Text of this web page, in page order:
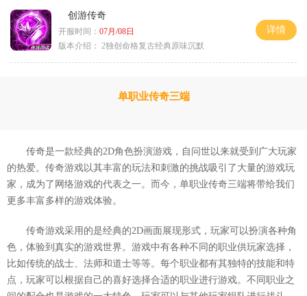
创游传奇
开服时间： 07月/08日
版本介绍： 2独创命格复古经典原味沉默
详情
单职业传奇三端
传奇是一款经典的2D角色扮演游戏，自问世以来就受到广大玩家
的热爱。传奇游戏以其丰富的玩法和刺激的挑战吸引了大量的游戏玩
家，成为了网络游戏的代表之一。而今，单职业传奇三端将带给我们
更多丰富多样的游戏体验。
传奇游戏采用的是经典的2D画面展现形式，玩家可以扮演各种角
色，体验到真实的游戏世界。游戏中有各种不同的职业供玩家选择，
比如传统的战士、法师和道士等等。每个职业都有其独特的技能和特
点，玩家可以根据自己的喜好选择合适的职业进行游戏。不同职业之